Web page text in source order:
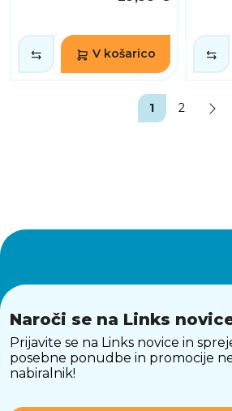
V košarico
1 2
Naroči se na Links
Prijavite se na Links novice in
posebne ponudbe in promocije
nabiralnik!